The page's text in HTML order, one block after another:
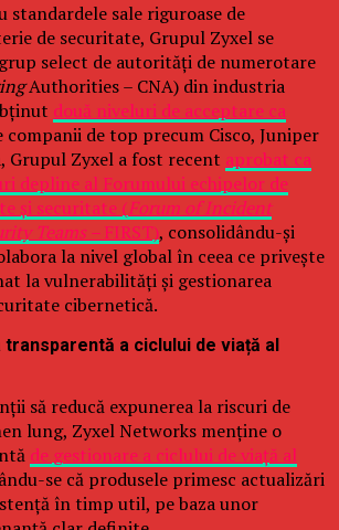
standardele sale riguroase de
de securitate, Grupul Zyxel se
select de autorități de numerotare
Authorities – CNA) din industria
două niveluri de acceptare ca
companii de top precum Cisco, Juniper
Grupul Zyxel a fost recent aprobat ca
depline al Forumului echipelor de
și securitate (Forum of Incident
Teams –FIRST), consolidându-și
la nivel global în ceea ce privește
la vulnerabilități și gestionarea
cibernetică.
transparentă a ciclului de viață al
să reducă expunerea la riscuri de
lung, Zyxel Networks menține o
de gestionare a ciclului de viață al
se că produsele primesc actualizări
în timp util, pe baza unor